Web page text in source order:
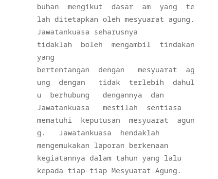
buhan mengikut dasar am yang
te
lah ditetapkan oleh mesyuarat agung.
Jawatankuasa seharusnya
tidaklah
boleh mengambil
tindakan
yang
bertentangan
dengan mesyuarat
ag
ung
dengan tidak terlebih
dahul
u
berhubung dengannya
dan
Jawatankuasa
mestilah
sentiasa
mematuhi
keputusan mesyuarat
agun
g.
Jawatankuasa
hendaklah
mengemukakan laporan berkenaan
kegiatannya dalam tahun yang lalu
kepada tiap-tiap Mesyuarat Agung.